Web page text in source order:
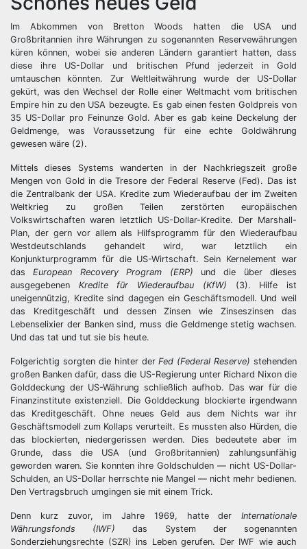
Im Abkommen von Bretton Woods hatten die USA und
Großbritannien ihre Währungen zu sogenannten Reservewährungen
küren können, wobei sie anderen Ländern garantiert hatten, dass
diese ihre US-Dollar und britischen Pfund jederzeit in Gold
umtauschen könnten. Zur Weltleitwährung wurde der US-Dollar
gekürt, was den Wechsel der Rolle einer Weltmacht vom britischen
Empire hin zu den USA bezeugte. Es gab einen festen Goldpreis von
35 US-Dollar pro Feinunze Gold. Aber es gab keine Deckelung der
Geldmenge, was Voraussetzung für eine echte Goldwährung
gewesen wäre (2).
Mittels dieses Systems wanderten in der Nachkriegszeit große
Mengen von Gold in die Tresore der Federal Reserve (Fed). Das ist
die Zentralbank der USA. Kredite zum Wiederaufbau der im Zweiten
Weltkrieg zu großen Teilen zerstörten europäischen
Volkswirtschaften waren letztlich US-Dollar-Kredite. Der Marshall-
Plan, der gern vor allem als Hilfsprogramm für den Wiederaufbau
Westdeutschlands gehandelt wird, war letztlich ein
Konjunkturprogramm für die US-Wirtschaft. Sein Kernelement war
dasEuropean Recovery Program (ERP) und die über dieses
ausgegebenen Kredite für Wiederaufbau (KfW) (3). Hilfe ist
uneigennützig, Kredite sind dagegen ein Geschäftsmodell. Und weil
das Kreditgeschäft und dessen Zinsen wie Zinseszinsen das
Lebenselixier der Banken sind, muss die Geldmenge stetig wachsen.
Und das tat und tut sie bis heute.
Folgerichtig sorgten die hinter derFed (Federal Reserve) stehenden
großen Banken dafür, dass die US-Regierung unter Richard Nixon die
Golddeckung der US-Währung schließlich aufhob. Das war für die
Finanzinstitute existenziell. Die Golddeckung blockierte irgendwann
das Kreditgeschäft. Ohne neues Geld aus dem Nichts war ihr
Geschäftsmodell zum Kollaps verurteilt. Es mussten also Hürden, die
das blockierten, niedergerissen werden. Dies bedeutete aber im
Grunde, dass die USA (und Großbritannien) zahlungsunfähig
geworden waren. Sie konnten ihre Goldschulden — nicht US-Dollar-
Schulden, an US-Dollar herrschte nie Mangel — nicht mehr bedienen.
Den Vertragsbruch umgingen sie mit einem Trick.
Denn kurz zuvor, im Jahre 1969, hatte der Internationale
Währungsfonds (IWF) das System der sogenannten
Sonderziehungsrechte (SZR) ins Leben gerufen. Der IWF wie auch